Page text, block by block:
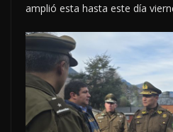
amplió esta hasta este día